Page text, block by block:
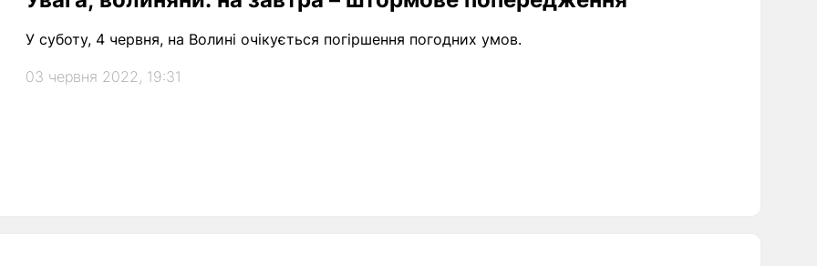
У суботу, 4 червня, на Волині очікується погіршення погодних умов.
03 червня 2022, 19:31